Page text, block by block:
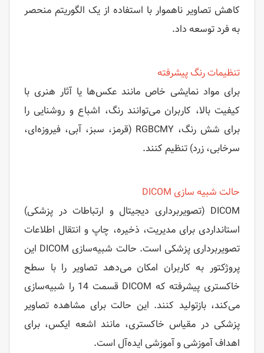
کاهش تصاویر ناهموار با استفاده از یک الگوریتم منحصر
به فرد توسعه داد.
تنظیمات رنگ پیشرفته
برای مواد نمایشی خاص مانند عکس‌ها یا آثار هنری با
کیفیت بالا، کاربران می‌توانند رنگ، اشباع و روشنایی را
برای شش رنگ، RGBCMY (قرمز، سبز، آبی، فیروزه‌ای،
سرخابی، زرد) تنظیم کنند.
حالت شبیه سازی DICOM
DICOM (تصویربرداری دیجیتال و ارتباطات در پزشکی)
استانداردی برای مدیریت، ذخیره، چاپ و انتقال اطلاعات
تصویربرداری پزشکی است. حالت شبیه‌سازی DICOM این
پروژکتور به کاربران امکان می‌دهد تصاویر را با سطح
خاکستری پیشرفته که DICOM قسمت 14 را شبیه‌سازی
می‌کند، بازتولید کنند. این حالت برای مشاهده تصاویر
پزشکی در مقیاس خاکستری، مانند اشعه ایکس، برای
اهداف آموزشی و آموزشی ایده‌آل است.